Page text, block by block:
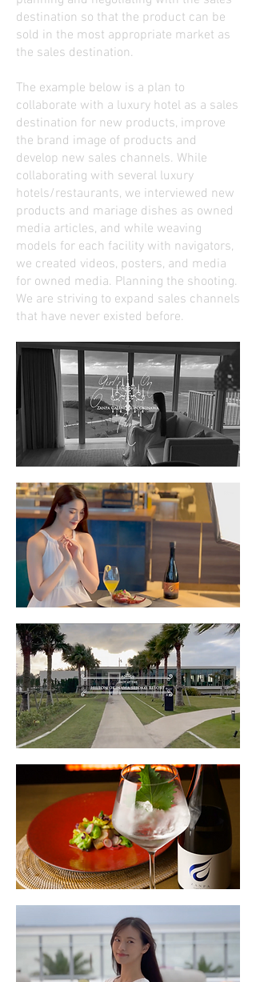
destination so that the product can be
sold in the most appropriate market as
the sales destination.
The example below is a plan to
collaborate with a luxury hotel as a sales
destination for new products, improve
the brand image of products and
develop new sales channels. While
collaborating with several luxury
hotels/restaurants, we interviewed new
products and mariage dishes as owned
media articles, and while weaving
models for each facility with navigators,
we created videos, posters, and media
for owned media. Planning the shooting.
We are striving to expand sales channels
that have never existed before.